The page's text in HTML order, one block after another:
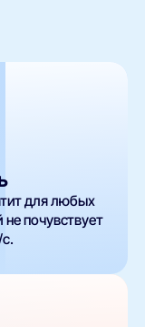
для любых
почувствует